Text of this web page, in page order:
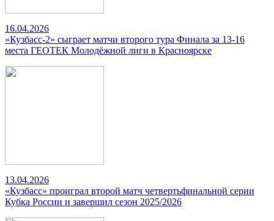
16.04.2026
«Кузбасс-2» сыграет матчи второго тура Финала за 13-16
места ГЕОТЕК Молодёжной лиги в Красноярске
13.04.2026
«Кузбасс» проиграл второй матч четвертьфинальной серии
Кубка России и завершил сезон 2025/2026